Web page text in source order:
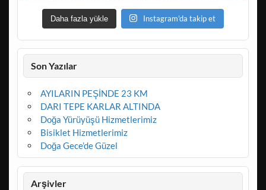
Daha fazla yükle Instagram'da takip et
Son Yazılar
AYILARIN PEŞİNDE 23 KM
DARI TEPE KARLAR ALTINDA
Doğa Yürüyüşü Hizmetlerimiz
Bisiklet Hizmetlerimiz
Doğa Gece’de Güzel
Arşivler